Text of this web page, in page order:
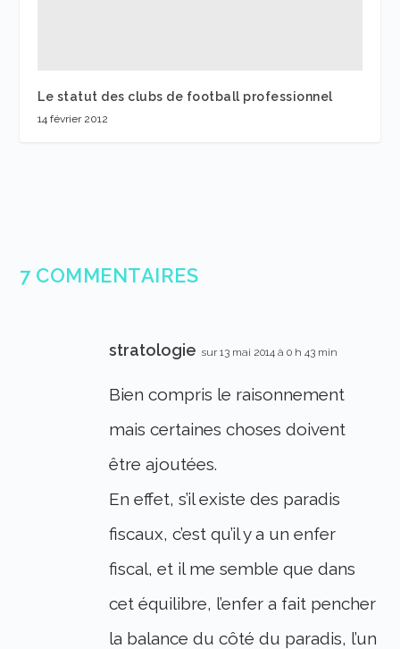
Le statut des clubs de football professionnel
14 février 2012
7 COMMENTAIRES
stratologie sur 13 mai 2014 à 0 h 43 min
Bien compris le raisonnement
mais certaines choses doivent
être ajoutées.
En effet, s’il existe des paradis
fiscaux, c’est qu’il y a un enfer
fiscal, et il me semble que dans
cet équilibre, l’enfer a fait pencher
la balance du côté du paradis, l’un